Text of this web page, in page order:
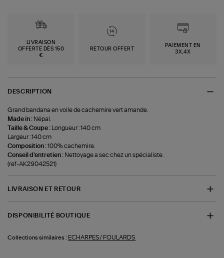
LIVRAISON
OFFERTE DÈS 150
€
RETOUR OFFERT
PAIEMENT EN
3X,4X
DESCRIPTION
Grand bandana en voile de cachemire vert amande.
Made in : Népal.
Taille & Coupe :
Longueur : 140 cm
Largeur : 140 cm
Composition :100% cachemire.
Conseil d'entretien : Nettoyage a sec chez un spécialiste.
(ref-AK29042521)
LIVRAISON ET RETOUR
DISPONIBILITÉ BOUTIQUE
Collections similaires : ECHARPES/ FOULARDS